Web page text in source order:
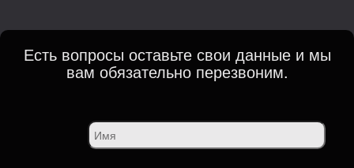
Есть вопросы оставьте свои данные и мы
вам обязательно перезвоним.